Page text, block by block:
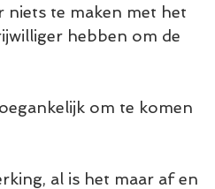
niets te maken met het
hebben om de
om te komen
al is het maar af en